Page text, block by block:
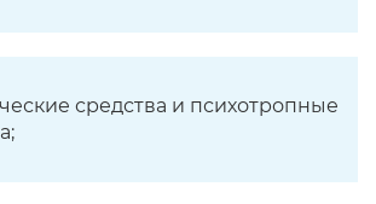
средства и психотропные